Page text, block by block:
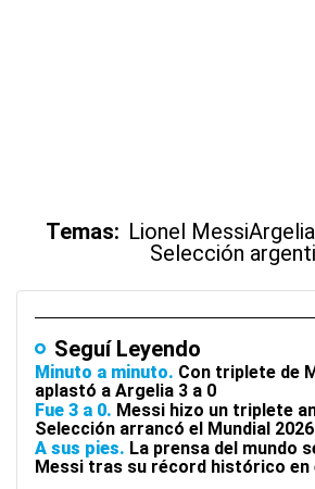
Temas: Lionel MessiArgelia
Selección
Seguí Leyendo
Minuto a minuto Con triplete de
aplastó a Argelia 3 a 0
Fue 3 a 0 Messi hizo un triplete
Selección arrancó el Mundial
A sus pies La prensa del mundo
Messi tras su récord histórico en